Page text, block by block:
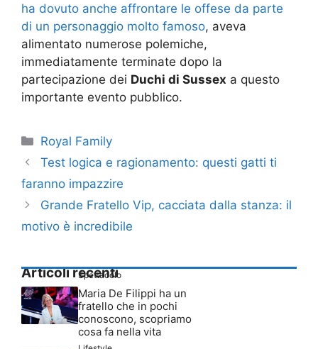
ha dovuto anche affrontare le offese da parte
di un personaggio molto famoso, aveva
alimentato numerose polemiche,
immediatamente terminate dopo la
partecipazione dei Duchi di Sussex a questo
importante evento pubblico.
Categorie
Royal Family
Test logica e ragionamento: questi gatti ti
faranno impazzire
Grande Fratello Vip, cacciata dalla stanza: il
motivo è incredibile
Articoli recenti
Spettacolo
Maria De Filippi ha un
fratello che in pochi
conoscono, scopriamo
cosa fa nella vita